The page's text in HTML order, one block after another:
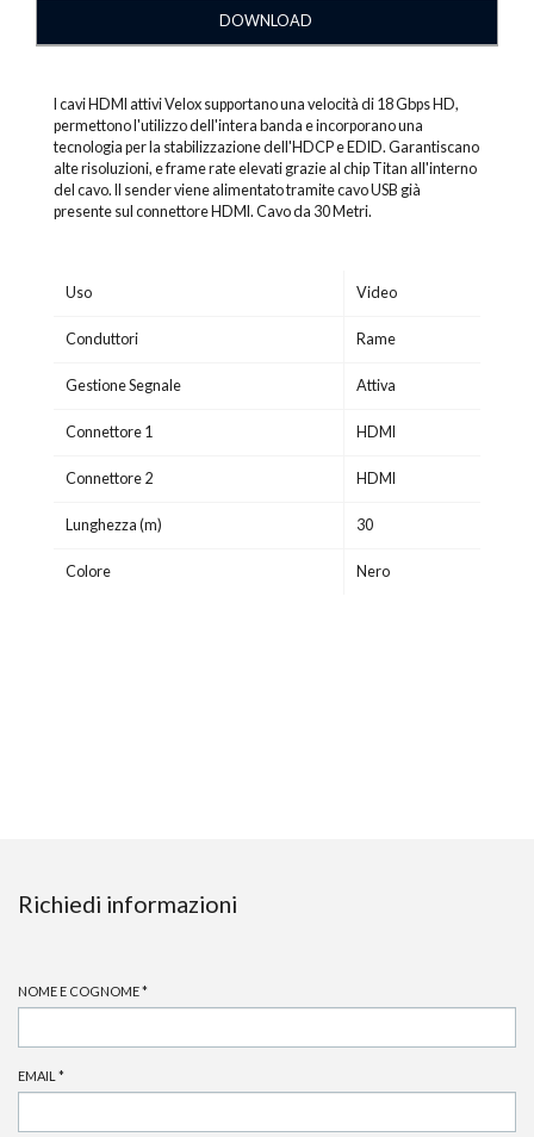
DOWNLOAD
I cavi HDMI attivi Velox supportano una velocità di 18 Gbps HD,
permettono l'utilizzo dell'intera banda e incorporano una
tecnologia per la stabilizzazione dell'HDCP e EDID. Garantiscano
alte risoluzioni, e frame rate elevati grazie al chip Titan all'interno
del cavo. Il sender viene alimentato tramite cavo USB già
presente sul connettore HDMI. Cavo da 30 Metri.
Uso Video
Conduttori Rame
Gestione Segnale Attiva
Connettore 1 HDMI
Connettore 2 HDMI
Lunghezza (m) 30
Colore Nero
Richiedi informazioni
NOME E COGNOME*
EMAIL *